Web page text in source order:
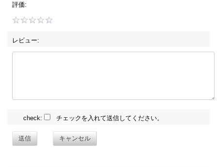
評価:
レビュー:
check: チェックを入れて送信してください。
送信 キャンセル